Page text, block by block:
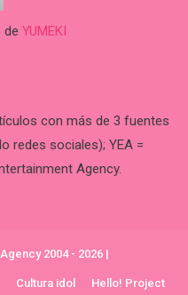
de YUMEKI
con más de 3 fuentes
redes sociales); YEA =
Agency.
2004 - 2026 |
Cultura idol Hello! Project